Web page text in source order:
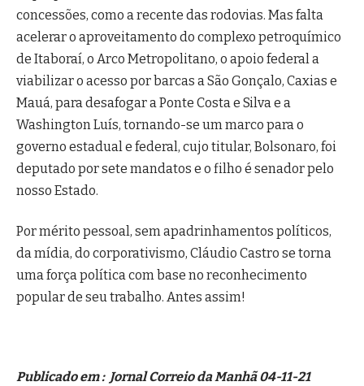
concessões, como a recente das rodovias. Mas falta
acelerar o aproveitamento do complexo petroquímico
de Itaboraí, o Arco Metropolitano, o apoio federal a
viabilizar o acesso por barcas a São Gonçalo, Caxias e
Mauá, para desafogar a Ponte Costa e Silva e a
Washington Luís, tornando-se um marco para o
governo estadual e federal, cujo titular, Bolsonaro, foi
deputado por sete mandatos e o filho é senador pelo
nosso Estado.
Por mérito pessoal, sem apadrinhamentos políticos,
da mídia, do corporativismo, Cláudio Castro se torna
uma força política com base no reconhecimento
popular de seu trabalho. Antes assim!
Publicado em : Jornal Correio da Manhã 04-11-21